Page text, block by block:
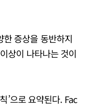
한 증상을 동반하지
상이 나타나는 것이
’으로 요약된다. Fac